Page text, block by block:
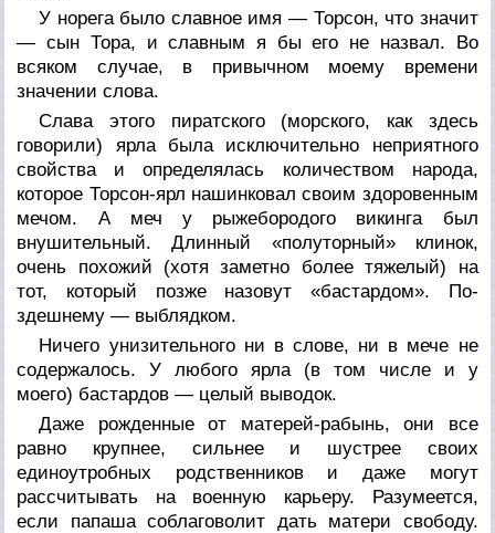
У норега было славное имя — Торсон, что значит
— сын Тора, и славным я бы его не назвал. Во
всяком случае, в привычном моему времени
значении слова.
Слава этого пиратского (морского, как здесь
говорили) ярла была исключительно неприятного
свойства и определялась количеством народа,
которое Торсон-ярл нашинковал своим здоровенным
мечом. А меч у рыжебородого викинга был
внушительный. Длинный «полуторный» клинок,
очень похожий (хотя заметно более тяжелый) на
тот, который позже назовут «бастардом». По-
здешнему — выблядком.
Ничего унизительного ни в слове, ни в мече не
содержалось. У любого ярла (в том числе и у
моего) бастардов — целый выводок.
Даже рожденные от матерей-рабынь, они все
равно крупнее, сильнее и шустрее своих
единоутробных родственников и даже могут
рассчитывать на военную карьеру. Разумеется,
если папаша соблаговолит дать матери свободу.